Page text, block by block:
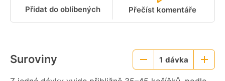
Přidat do oblíbených Přečíst komentáře
Suroviny
Menší
1 dávka
Větší